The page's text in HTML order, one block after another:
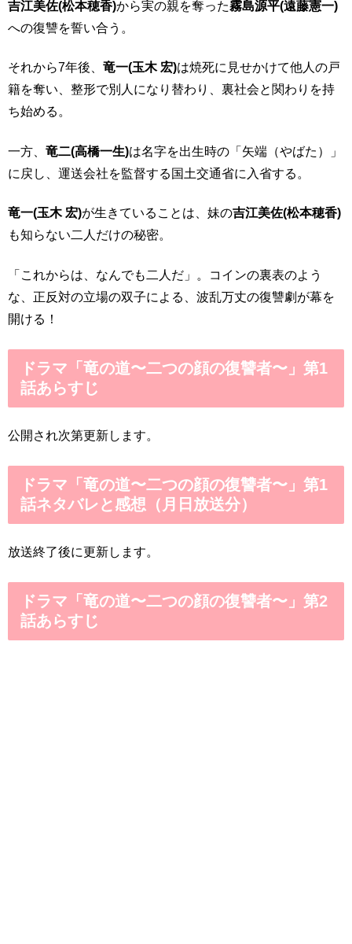
吉江美佐(松本穂香)から実の親を奪った霧島源平(遠藤憲一)
への復讐を誓い合う。
それから7年後、 竜一(玉木 宏)は焼死に見せかけて他人の戸
籍を奪い、整形で別人になり替わり、裏社会と関わりを持
ち始める。
一方、 竜二(高橋一生)は名字を出生時の「矢端（やばた）」
に戻し、運送会社を監督する国土交通省に入省する。
竜一(玉木 宏)が生きていることは、妹の吉江美佐(松本穂香)
も知らない二人だけの秘密。
「これからは、なんでも二人だ」。コインの裏表のよう
な、正反対の立場の双子による、波乱万丈の復讐劇が幕を
開ける！
ドラマ「竜の道〜二つの顔の復讐者〜」第1
話あらすじ
公開され次第更新します。
ドラマ「竜の道〜二つの顔の復讐者〜」第1
話ネタバレと感想（月日放送分）
放送終了後に更新します。
ドラマ「竜の道〜二つの顔の復讐者〜」第2
話あらすじ